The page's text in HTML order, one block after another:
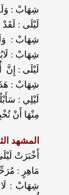
شِهَابْ :
لَيْلَى :
شِهَابْ :
شِهَابْ :
لَيْلَى : إِنَّ
شِهَابْ :
لَيْلِي :
مِنْهَا أَنْ
المشهد
أَخْبَرَتْ
مَاهِرٍ :
شِهَابْ :